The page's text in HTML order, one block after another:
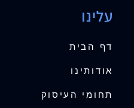
עלינו
דף הבית
אודותינו
תחומי העיסוק